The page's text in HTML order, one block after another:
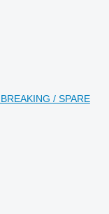
/ SPARE